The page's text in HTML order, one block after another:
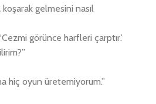
koşarak gelmesini nasıl
görünce harfleri çarptır.’
hiç oyun üretemiyorum.’’